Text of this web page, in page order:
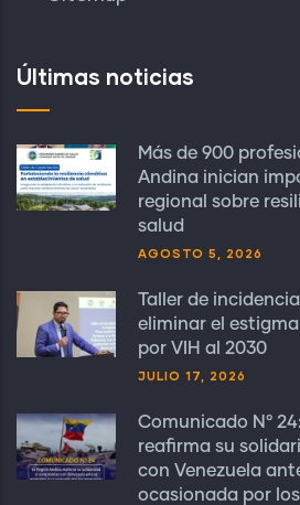
Últimas noticias
Más de 900
Andina inician
regional sobre
salud
AGOSTO 5, 2026
Taller de
eliminar el
por VIH al 2030
JULIO 17, 2026
Comunicado N°
reafirma su
con Venezuela
ocasionada por